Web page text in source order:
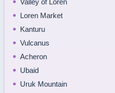
Valley of Loren
Loren Market
Kanturu
Vulcanus
Acheron
Ubaid
Uruk Mountain